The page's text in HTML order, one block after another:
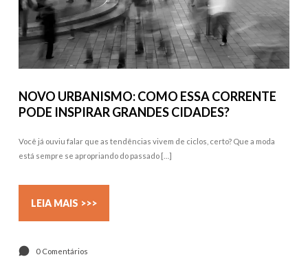
NOVO URBANISMO: COMO ESSA CORRENTE
PODE INSPIRAR GRANDES CIDADES?
Você já ouviu falar que as tendências vivem de ciclos, certo? Que a moda
está sempre se apropriando do passado […]
LEIA MAIS >>>
0 Comentários